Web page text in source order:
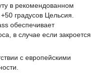
в рекомендованном
градусов Цельсия.
обеспечивает
в случае если закроется
с европейскими